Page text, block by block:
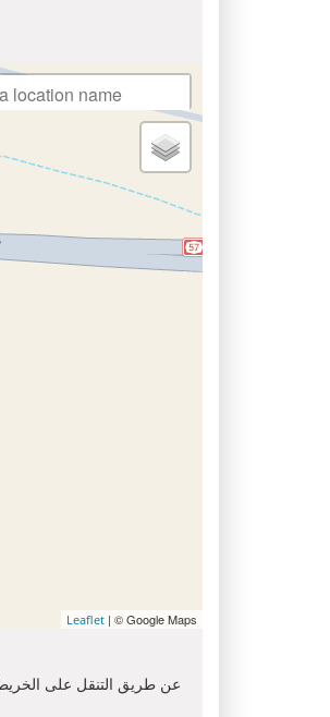
Leaflet | © Google Maps
عن طريق التنقل على